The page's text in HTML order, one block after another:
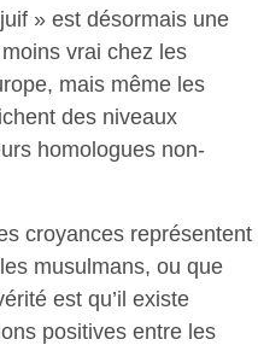
» est désormais une
vrai chez les
mais même les
des niveaux
homologues non-
croyances représentent
musulmans, ou que
est qu’il existe
positives entre les